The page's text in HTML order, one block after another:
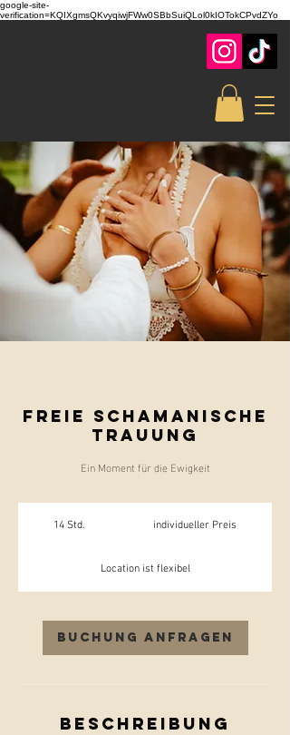
google-site-
verification=KQIXgmsQKvyqiwjFWw0SBbSuiQLol0kIOTokCPvdZYo
Freie schamanische
Trauung
Ein Moment für die Ewigkeit
14 Std. individueller Preis
Location ist flexibel
Buchung anfragen
Beschreibung